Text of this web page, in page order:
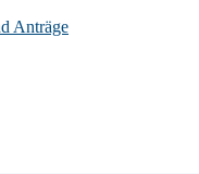
Anträge